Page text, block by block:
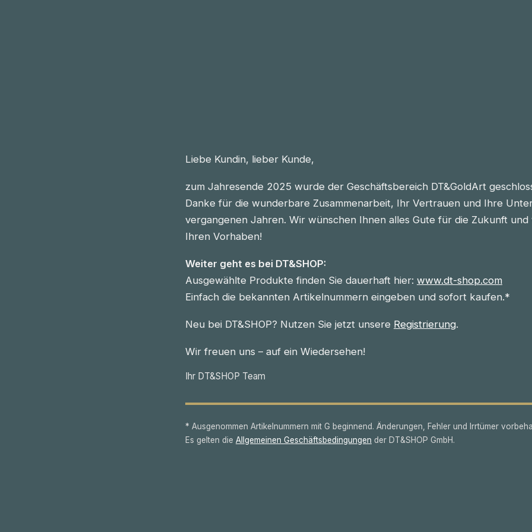
Liebe Kundin, lieber Kunde,
zum Jahresende 2025 wurde der Geschäftsbereich DT&GoldArt
Danke für die wunderbare Zusammenarbeit, Ihr Vertrauen und Ihre
vergangenen Jahren. Wir wünschen Ihnen alles Gute für die Zukunft und
Ihren Vorhaben!
Weiter geht es bei DT&SHOP:
Ausgewählte Produkte finden Sie dauerhaft hier: www.dt-shop.com
Einfach die bekannten Artikelnummern eingeben und sofort kaufen.*
Neu bei DT&SHOP? Nutzen Sie jetzt unsere Registrierung.
Wir freuen uns – auf ein Wiedersehen!
Ihr DT&SHOP Team
* Ausgenommen Artikelnummern mit G beginnend. Änderungen, Fehler und Irrtümer
Es gelten die Allgemeinen Geschäftsbedingungen der DT&SHOP GmbH.